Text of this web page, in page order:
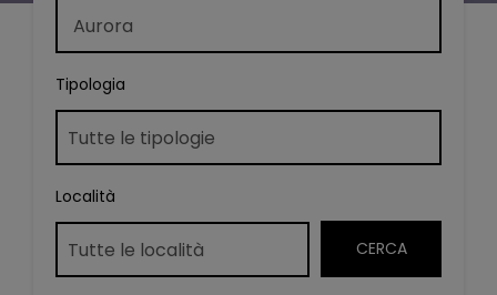
Tipologia
Località